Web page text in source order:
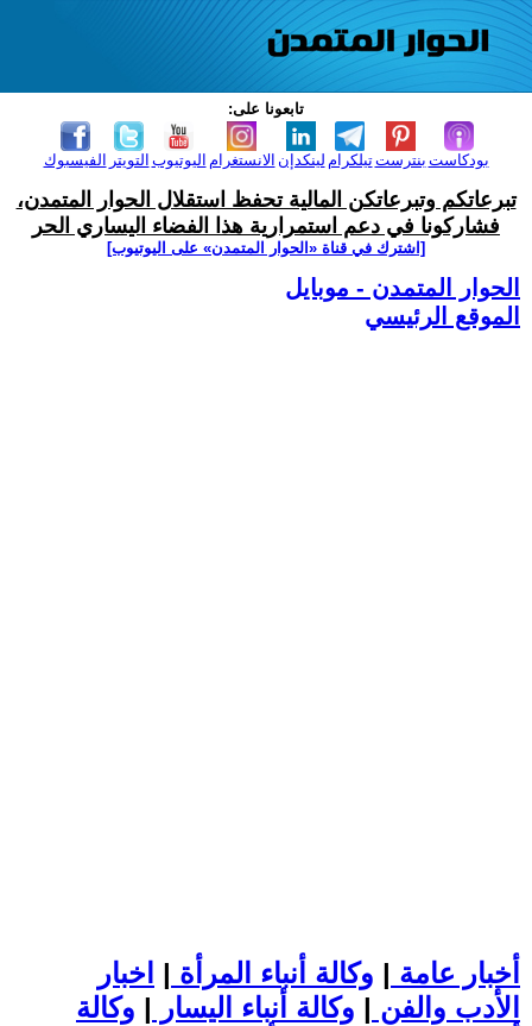
تابعونا على:
الفيسبوك التويتر اليوتيوب الانستغرام لينكدإن تيلكرامبنترست بودكاست
تبرعاتكم وتبرعاتكن المالية تحفظ استقلال الحوار المتمدن،
فشاركونا في دعم استمرارية هذا الفضاء اليساري الحر
[اشترك في قناة ‫«الحوار المتمدن» على اليوتيوب]
الحوار المتمدن - موبايل
الموقع الرئيسي
أخبار عامة | وكالة أنباء المرأة | اخبار
الأدب والفن | وكالة أنباء اليسار | وكالة